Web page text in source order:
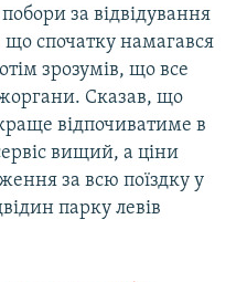
за відвідування
спочатку намагався
зрозумів, що все
Сказав, що
відпочиватиме в
вищий, а ціни
за всю поїздку у
парку левів